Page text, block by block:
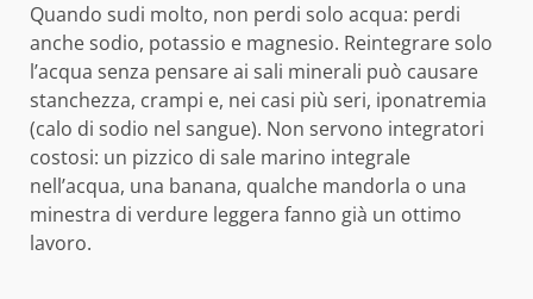
Quando sudi molto, non perdi solo acqua: perdi
anche sodio, potassio e magnesio. Reintegrare solo
l’acqua senza pensare ai sali minerali può causare
stanchezza, crampi e, nei casi più seri, iponatremia
(calo di sodio nel sangue). Non servono integratori
costosi: un pizzico di sale marino integrale
nell’acqua, una banana, qualche mandorla o una
minestra di verdure leggera fanno già un ottimo
lavoro.